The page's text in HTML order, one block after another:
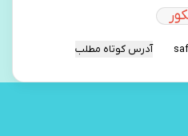
آدرس کوتاه مطلب